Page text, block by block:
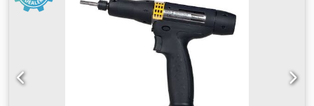
meer dan 20 jaar specialiseert in de persluchtindustrie.
Het professionele serviceniveau en de hoogwaardige
producten die wij aanbieden - "bewezen" op de markt -
garanderen een succesvolle samenwerking met u. Wij
bieden de NIEUWE schroefcompressor Atlas Copco
GA37VSDs FF (variabel toerental met ingebouwde droger)
aan. De machine is uitgerust met een frequentieregelaar